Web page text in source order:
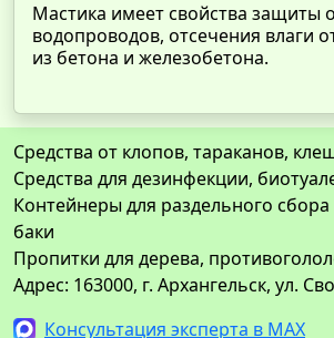
Мастика имеет свойства защиты
водопроводов, отсечения влаги
из бетона и железобетона.
Средства от клопов, тараканов,
Средства для дезинфекции,
Контейнеры для раздельного
баки
Пропитки для дерева,
Адрес: 163000, г. Архангельск, ул.
Консультация эксперта в MAX